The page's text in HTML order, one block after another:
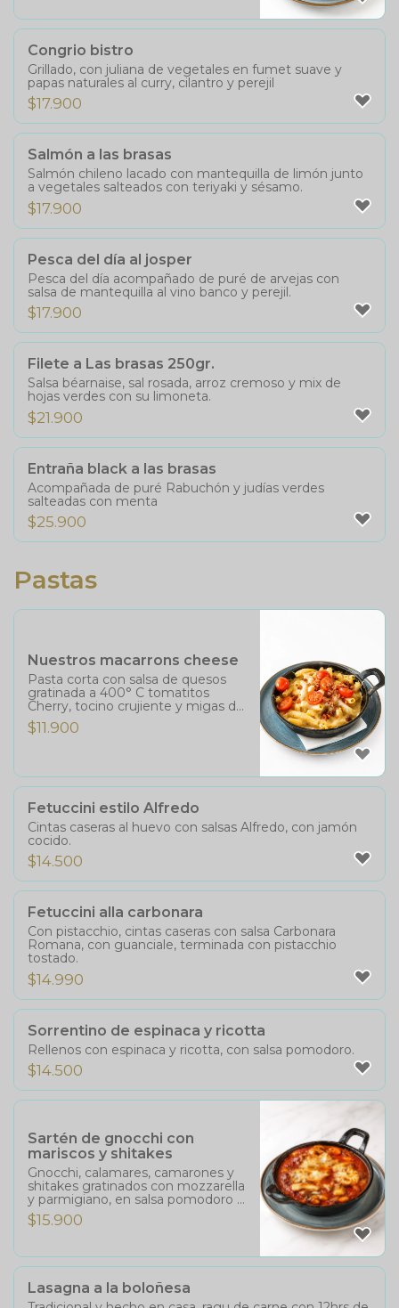
Congrio bistro
Grillado, con juliana de vegetales en fumet suave y
papas naturales al curry, cilantro y perejil
$17.900
Salmón a las brasas
Salmón chileno lacado con mantequilla de limón junto
a vegetales salteados con teriyaki y sésamo.
$17.900
Pesca del día al josper
Pesca del día acompañado de puré de arvejas con
salsa de mantequilla al vino banco y perejil.
$17.900
Filete a Las brasas 250gr.
Salsa béarnaise, sal rosada, arroz cremoso y mix de
hojas verdes con su limoneta.
$21.900
Entraña black a las brasas
Acompañada de puré Rabuchón y judías verdes
salteadas con menta
$25.900
Pastas
Nuestros macarrons cheese
Pasta corta con salsa de quesos
gratinada a 400° C tomatitos
Cherry, tocino crujiente y migas de
pan tostado a la mantequilla.
$11.900
Fetuccini estilo Alfredo
Cintas caseras al huevo con salsas Alfredo, con jamón
cocido.
$14.500
Fetuccini alla carbonara
Con pistacchio, cintas caseras con salsa Carbonara
Romana, con guanciale, terminada con pistacchio
tostado.
$14.990
Sorrentino de espinaca y ricotta
Rellenos con espinaca y ricotta, con salsa pomodoro.
$14.500
Sartén de gnocchi con
mariscos y shitakes
Gnocchi, calamares, camarones y
shitakes gratinados con mozzarella
y parmigiano, en salsa pomodoro y
bisque.
$15.900
Lasagna a la boloñesa